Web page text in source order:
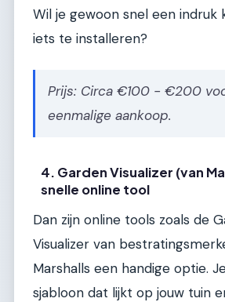
Wil je gewoon snel een indruk
iets te installeren?
Prijs: Circa €100 - €200
eenmalige aankoop.
4. Garden Visualizer (van
snelle online tool
Dan zijn online tools zoals de
Visualizer van
Marshalls een handige optie.
sjabloon dat lijkt op jouw tuin